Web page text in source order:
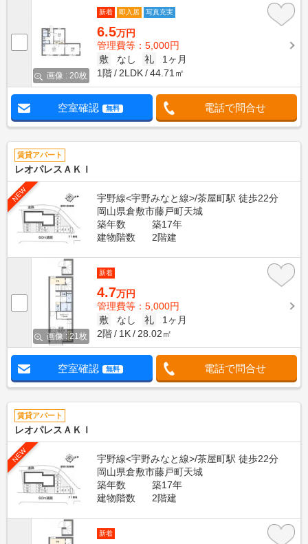
画像 : 20枚
新着 即入居 写真充実
6.5万円
管理費等：5,000円
敷
なし 礼
1ヶ月
1階
2LDK 44.71㎡
空室確認 無料 電話で問合せ
賃貸アパート
レオパレスＡＫＩ
NEW
宇野線<宇野みなと線>/茶屋町駅 徒歩22分
岡山県倉敷市藤戸町天城
築年数
築17年
建物階数
2階建
画像 : 21枚
新着
4.7万円
管理費等：5,000円
敷
なし 礼
1ヶ月
2階
1K 28.02㎡
空室確認 無料 電話で問合せ
賃貸アパート
レオパレスＡＫＩ
NEW
宇野線<宇野みなと線>/茶屋町駅 徒歩22分
岡山県倉敷市藤戸町天城
築年数
築17年
建物階数
2階建
新着